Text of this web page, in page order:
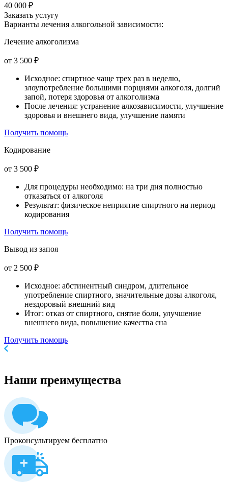
40 000 ₽
Заказать услугу
Варианты лечения алкогольной зависимости:
Лечение алкоголизма
от 3 500 ₽
Исходное: спиртное чаще трех раз в неделю,
злоупотребление большими порциями алкоголя, долгий
запой, потеря здоровья от алкоголизма
После лечения: устранение алкозависимости, улучшение
здоровья и внешнего вида, улучшение памяти
Получить помощь
Кодирование
от 3 500 ₽
Для процедуры необходимо: на три дня полностью
отказаться от алкоголя
Результат: физическое неприятие спиртного на период
кодирования
Получить помощь
Вывод из запоя
от 2 500 ₽
Исходное: абстинентный синдром, длительное
употребление спиртного, значительные дозы алкоголя,
нездоровый внешний вид
Итог: отказ от спиртного, снятие боли, улучшение
внешнего вида, повышение качества сна
Получить помощь
Наши преимущества
Проконсультируем бесплатно